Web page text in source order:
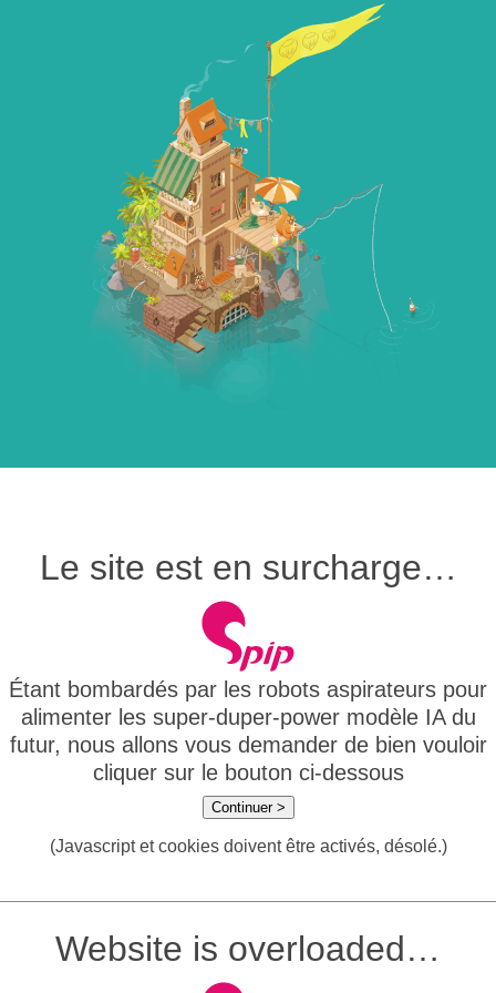
Le site est en surcharge…
Étant bombardés par les robots aspirateurs pour
alimenter les super-duper-power modèle IA du
futur, nous allons vous demander de bien vouloir
cliquer sur le bouton ci-dessous
Continuer >
(Javascript et cookies doivent être activés, désolé.)
Website is overloaded…